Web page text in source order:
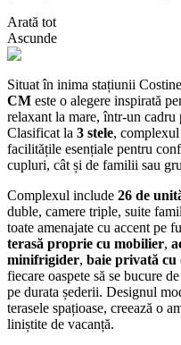
Arată tot
Ascunde
Situat în inima stațiunii
CM este o alegere inspirată
relaxant la mare, într-un
Clasificat la 3 stele,
facilitățile esențiale pentru
cupluri, cât și de familii sau
Complexul include 26 de
duble, camere triple, suite
toate amenajate cu accent pe
terasă proprie cu mobilier,
minifrigider, baie privată cu
fiecare oaspete să se bucure
pe durata șederii. Designul
terasele spațioase, creează o
liniștite de vacanță.